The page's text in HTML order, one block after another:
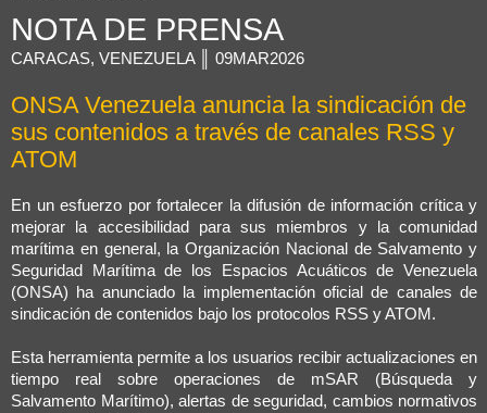
n
s
j
NOTA DE PRENSA
CARACAS, VENEZUELA ║ 09MAR2026
ONSA Venezuela anuncia la sindicación de
sus contenidos a través de canales RSS y
ATOM
En un esfuerzo por fortalecer la difusión de información crítica y
mejorar la accesibilidad para sus miembros y la comunidad
marítima en general, la Organización Nacional de Salvamento y
Seguridad Marítima de los Espacios Acuáticos de Venezuela
(ONSA) ha anunciado la implementación oficial de canales de
sindicación de contenidos bajo los protocolos RSS y ATOM.
Esta herramienta permite a los usuarios recibir actualizaciones en
tiempo real sobre operaciones de mSAR (Búsqueda y
Salvamento Marítimo), alertas de seguridad, cambios normativos